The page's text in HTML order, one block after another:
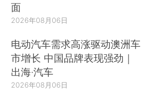
面
2026年08月06日
电动汽车需求高涨驱动澳洲车
市增长 中国品牌表现强劲｜
出海·汽车
2026年08月06日